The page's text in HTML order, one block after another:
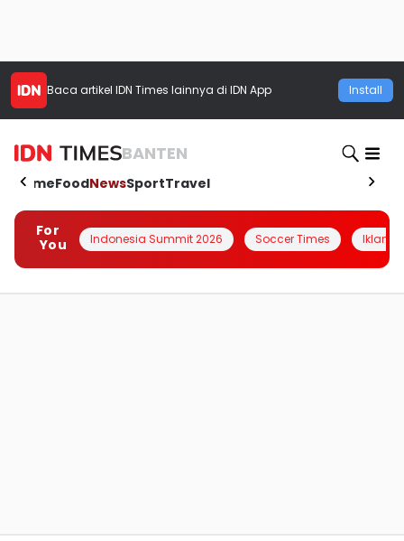
Baca artikel IDN Times lainnya di IDN App Install
BANTEN
HomeFoodNewsSportTravel
For
You
Indonesia Summit 2026 Soccer Times Iklanin